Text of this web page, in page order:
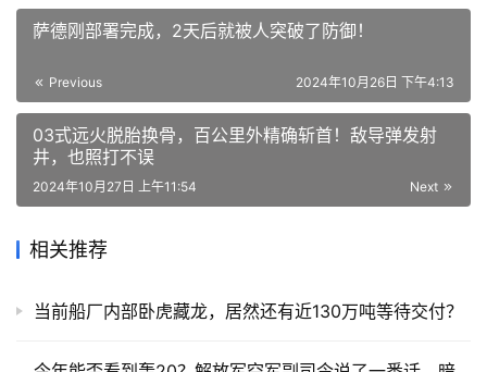
萨德刚部署完成，2天后就被人突破了防御！
Previous 2024年10月26日 下午4:13
03式远火脱胎换骨，百公里外精确斩首！敌导弹发射
井，也照打不误
Next
2024年10月27日 上午11:54
相关推荐
当前船厂内部卧虎藏龙，居然还有近130万吨等待交付？